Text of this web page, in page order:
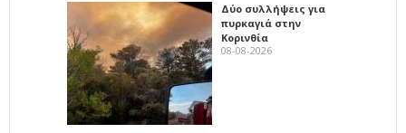
Δύο συλλήψεις για
πυρκαγιά στην
Κορινθία
08-08-2026